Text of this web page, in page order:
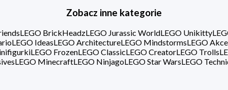
Zobacz inne kategorie
LEGO BrickHeadzLEGO Jurassic WorldLEGO Unikitty
LEGO IdeasLEGO ArchitectureLEGO MindstormsLEGO
LEGO FrozenLEGO ClassicLEGO CreatorLEGO Trolls
LEGO MinecraftLEGO NinjagoLEGO Star WarsLEGO